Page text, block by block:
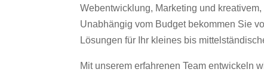
Webentwicklung, Marketing und
Unabhängig vom Budget bekommen Sie
Lösungen für Ihr kleines bis
Mit unserem erfahrenen Team entwickeln